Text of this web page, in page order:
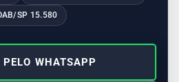
SP 15.580
PELO WHATSAPP